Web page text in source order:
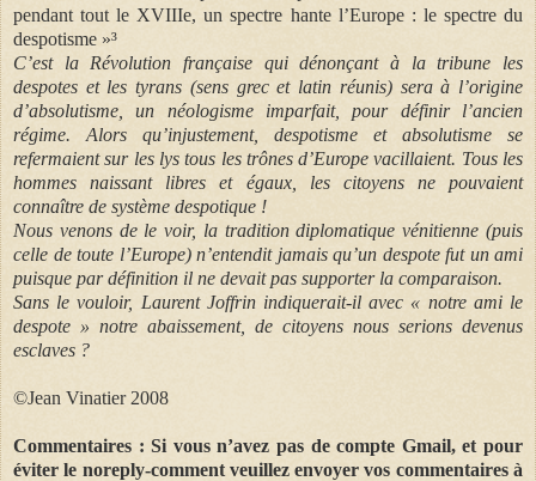
pendant tout le XVIIIe, un spectre hante l’Europe : le spectre du
despotisme »³
C’est la Révolution française qui dénonçant à la tribune les
despotes et les tyrans (sens grec et latin réunis) sera à l’origine
d’absolutisme, un néologisme imparfait, pour définir l’ancien
régime. Alors qu’injustement, despotisme et absolutisme se
refermaient sur les lys tous les trônes d’Europe vacillaient. Tous les
hommes naissant libres et égaux, les citoyens ne pouvaient
connaître de système despotique !
Nous venons de le voir, la tradition diplomatique vénitienne (puis
celle de toute l’Europe) n’entendit jamais qu’un despote fut un ami
puisque par définition il ne devait pas supporter la comparaison.
Sans le vouloir, Laurent Joffrin indiquerait-il avec « notre ami le
despote » notre abaissement, de citoyens nous serions devenus
esclaves ?
©Jean Vinatier 2008
Commentaires : Si vous n’avez pas de compte Gmail, et pour
éviter le noreply-comment veuillez envoyer vos commentaires à